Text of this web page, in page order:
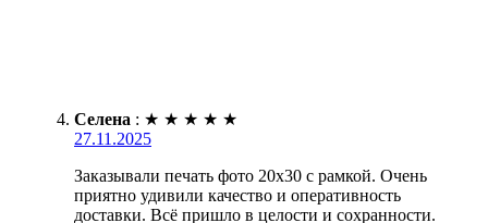
Селена : ★ ★ ★ ★ ★
27.11.2025
Заказывали печать фото 20х30 с рамкой. Очень
приятно удивили качество и оперативность
доставки. Всё пришло в целости и сохранности.